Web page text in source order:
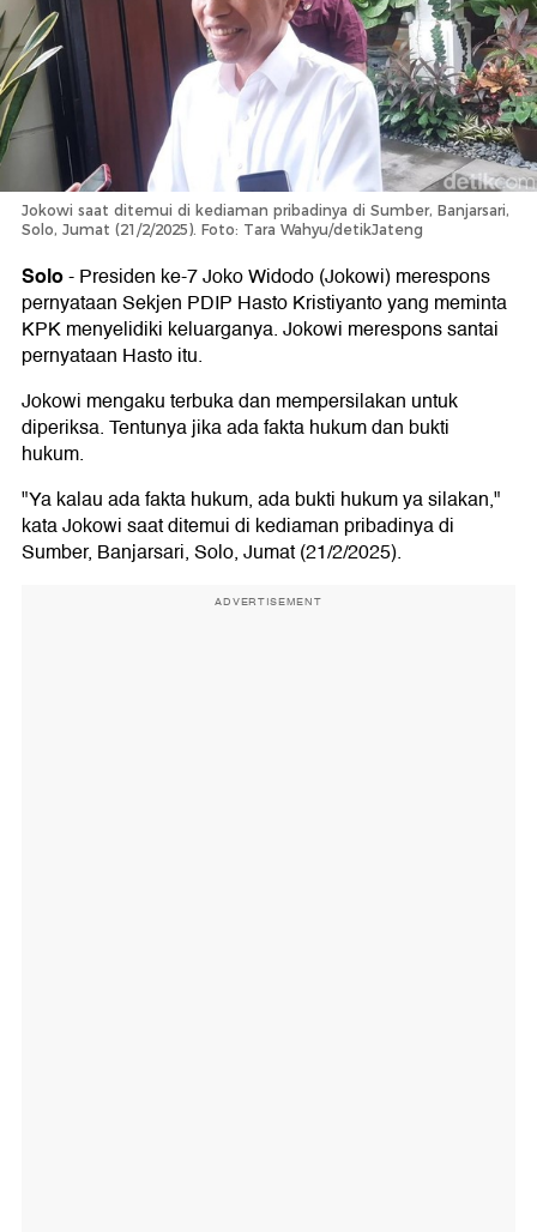
Jokowi saat ditemui di kediaman pribadinya di Sumber, Banjarsari,
Solo, Jumat (21/2/2025). Foto: Tara Wahyu/detikJateng
Solo-Presiden ke-7 Joko Widodo (Jokowi) merespons
pernyataan Sekjen PDIP Hasto Kristiyanto yang meminta
KPK menyelidiki keluarganya. Jokowi merespons santai
pernyataan Hasto itu.
Jokowi mengaku terbuka dan mempersilakan untuk
diperiksa. Tentunya jika ada fakta hukum dan bukti
hukum.
"Ya kalau ada fakta hukum, ada bukti hukum ya silakan,"
kata Jokowi saat ditemui di kediaman pribadinya di
Sumber, Banjarsari, Solo, Jumat (21/2/2025).
ADVERTISEMENT